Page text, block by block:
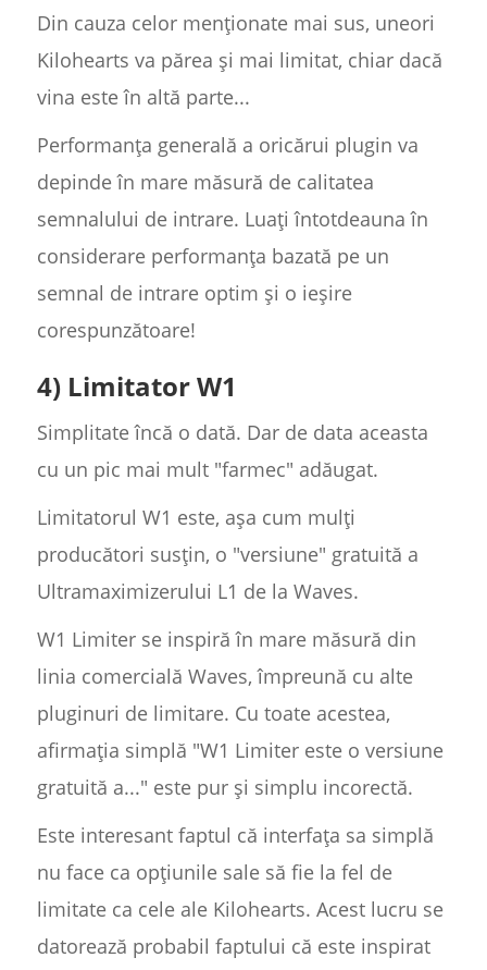
Din cauza celor menționate mai sus, uneori
Kilohearts va părea și mai limitat, chiar dacă
vina este în altă parte...
Performanța generală a oricărui plugin va
depinde în mare măsură de calitatea
semnalului de intrare. Luați întotdeauna în
considerare performanța bazată pe un
semnal de intrare optim și o ieșire
corespunzătoare!
4) Limitator W1
Simplitate încă o dată. Dar de data aceasta
cu un pic mai mult "farmec" adăugat.
Limitatorul W1 este, așa cum mulți
producători susțin, o "versiune" gratuită a
Ultramaximizerului L1 de la Waves.
W1 Limiter se inspiră în mare măsură din
linia comercială Waves, împreună cu alte
pluginuri de limitare. Cu toate acestea,
afirmația simplă "W1 Limiter este o versiune
gratuită a..." este pur și simplu incorectă.
Este interesant faptul că interfața sa simplă
nu face ca opțiunile sale să fie la fel de
limitate ca cele ale Kilohearts. Acest lucru se
datorează probabil faptului că este inspirat